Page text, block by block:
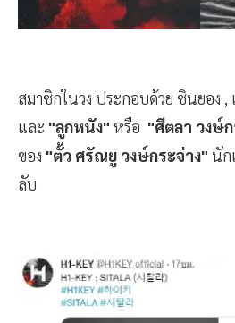
สมาชิกในวง ประกอบด้วย ชินยอง ,
และ "ลูกหนัง" หรือ "ศีตลา วงษ์
ของ "ตั้ว ศรัณยู วงษ์กระจ่าง" นัก
ลับ